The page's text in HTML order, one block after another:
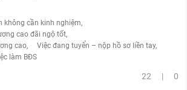
không cần kinh nghiệm
cao đãi ngộ tốt
cao
Việc đang tuyển – nộp hồ sơ liền tay
làm BĐS
22 | 0